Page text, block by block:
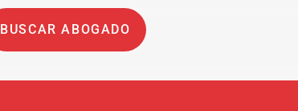
BUSCAR ABOGADO